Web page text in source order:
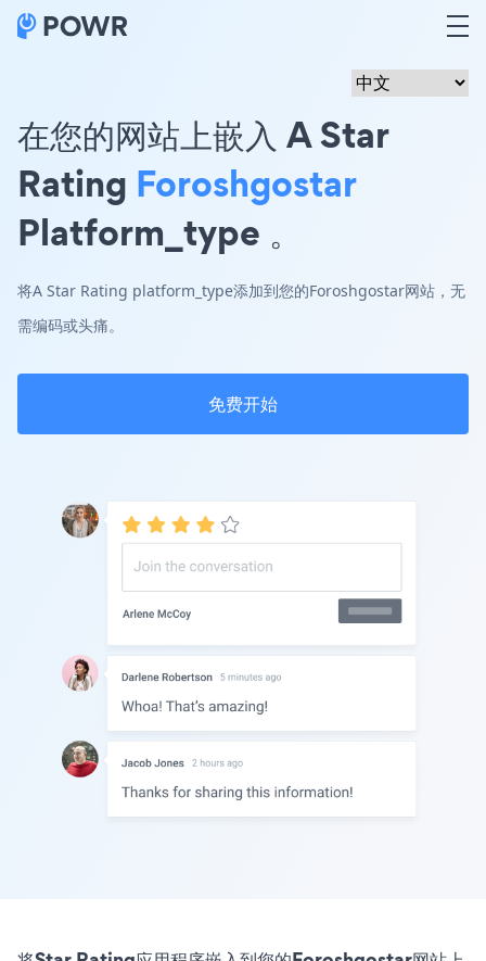
在您的网站上嵌入 A Star
Rating Foroshgostar
Platform_type 。
将A Star Rating platform_type添加到您的Foroshgostar网站，无
需编码或头痛。
免费开始